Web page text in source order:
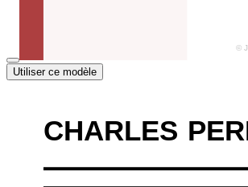
Utiliser ce modèle